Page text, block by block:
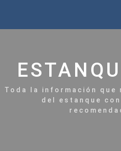
Toda la información que
del estanque